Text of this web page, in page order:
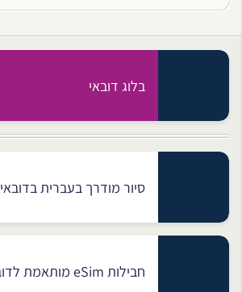
בלוג דובאי
סיור מודרך בעברית בדובאי
חבילות eSim מותאמת לדובאי